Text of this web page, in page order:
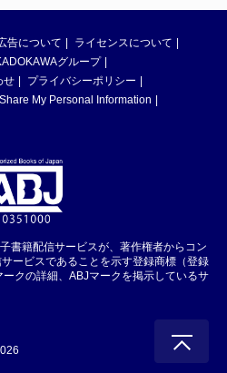
告について
ライセンスについて
グループ
せ
プライバシーポリシー
My Personal Information
書籍配信サービスが、著作権者からコン
ービスであることを示す登録商標（登録
クの詳細、ABJマークを掲示しているサ